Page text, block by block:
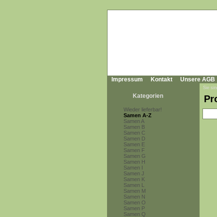
Impressum Kontakt Unsere AGB
Kategorien
Wieder lieferbar!
Samen A-Z
Samen A
Samen B
Samen C
Samen D
Samen E
Samen F
Samen G
Samen H
Samen I
Samen J
Samen K
Samen L
Samen M
Samen N
Samen O
Samen P
Samen Q
Sie